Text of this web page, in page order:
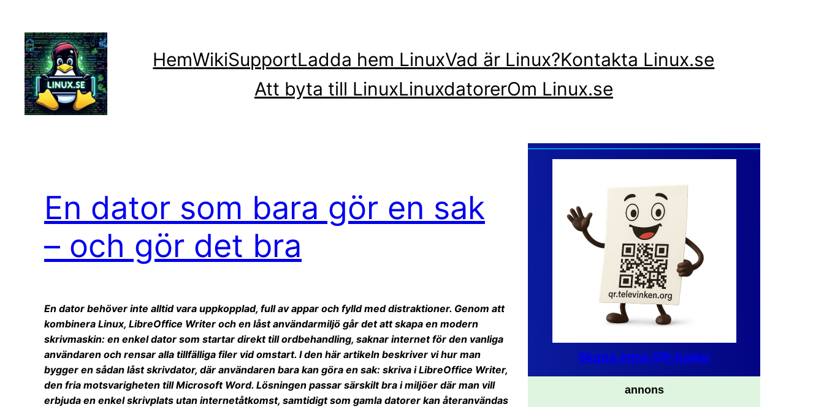
innehåll
HemWikiSupportLadda hem LinuxVad är Linux?Kontakta Linux.se
Att byta till LinuxLinuxdatorerOm Linux.se
En dator som bara gör en sak
– och gör det bra
En dator behöver inte alltid vara uppkopplad, full av appar och fylld med distraktioner. Genom att
kombinera Linux, LibreOffice Writer och en låst användarmiljö går det att skapa en modern
skrivmaskin: en enkel dator som startar direkt till ordbehandling, saknar internet för den vanliga
användaren och rensar alla tillfälliga filer vid omstart. I den här artikeln beskriver vi hur man
bygger en sådan låst skrivdator, där användaren bara kan göra en sak: skriva i LibreOffice Writer,
den fria motsvarigheten till Microsoft Word. Lösningen passar särskilt bra i miljöer där man vill
erbjuda en enkel skrivplats utan internetåtkomst, samtidigt som gamla datorer kan återanvändas
Skapa egna QR-koder
annons